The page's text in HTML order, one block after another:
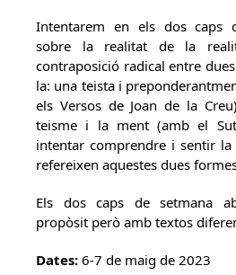
Intentarem en els dos caps
sobre la realitat de la
contraposició radical entre
la: una teista i
els Versos de Joan de la
teisme i la ment (amb el
intentar comprendre i sentir
refereixen aquestes dues
Els dos caps de setmana
propòsit però amb textos
Dates: 6-7 de maig de 2023